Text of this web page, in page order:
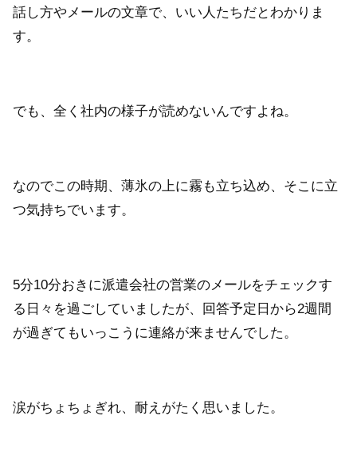
話し方やメールの文章で、いい人たちだとわかりま
す。
でも、全く社内の様子が読めないんですよね。
なのでこの時期、薄氷の上に霧も立ち込め、そこに立
つ気持ちでいます。
5分10分おきに派遣会社の営業のメールをチェックす
る日々を過ごしていましたが、回答予定日から2週間
が過ぎてもいっこうに連絡が来ませんでした。
涙がちょちょぎれ、耐えがたく思いました。